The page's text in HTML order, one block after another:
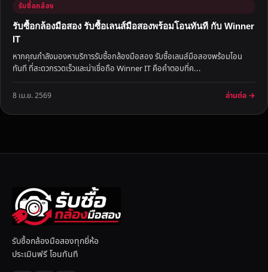
รับซื้อกล้อง
รับซื้อกล้องมือสอง รับซื้อเลนส์มือสองพร้อมโอนทันที กับ Winner
IT
หากคุณกำลังมองหาบริการรับซื้อกล้องมือสอง รับซื้อเลนส์มือสองพร้อมโอน
ทันที ที่สะดวกรวดเร็วและน่าเชื่อถือ Winner IT คือคำตอบที่ค...
8 เม.ย. 2569 อ่านต่อ →
รับซื้อกล้องมือสองทุกยี่ห้อ
ประเมินฟรี โอนทันที